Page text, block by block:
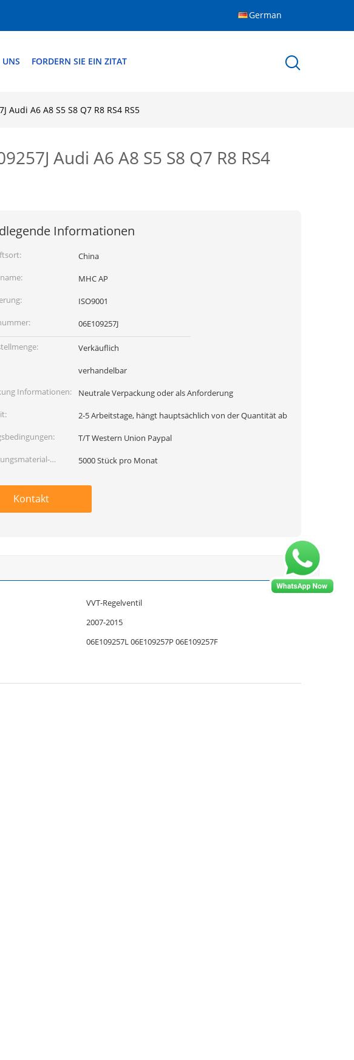
German
UNS FORDERN SIE EIN ZITAT
Audi A6 A8 S5 S8 Q7 R8 RS4 RS5
Audi A6 A8 S5 S8 Q7 R8 RS4
Informationen
China
MHC AP
ISO9001
06E109257J
Verkäuflich
verhandelbar
Informationen:
Neutrale Verpackung oder als Anforderung
2-5 Arbeitstage, hängt hauptsächlich von der Quantität ab
T/T Western Union Paypal
5000 Stück pro Monat
Kontakt
VVT-Regelventil
2007-2015
06E109257L 06E109257P 06E109257F